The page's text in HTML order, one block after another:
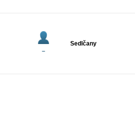
–
Sedlčany